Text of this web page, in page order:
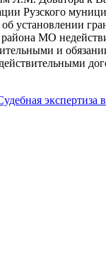
Рузского
установлении
МО
и
экспертиза